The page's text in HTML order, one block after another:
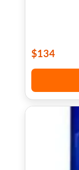
$134